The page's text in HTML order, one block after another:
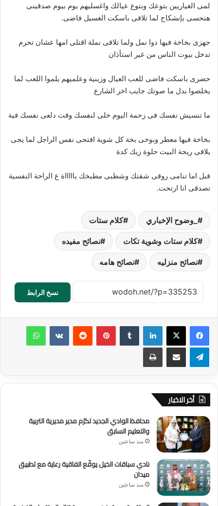
لمى الغياريين بتوعك وبتوع عيالك واغسليهم يوم بيوم صدقينى
هتحسى بإنشكاح لما تلاقى باسكت الغسيل فاضى.
جهزى بخاخة فيها دوا نمل ولما تلاقى نملة اقتلى امها عشان تحرم
تدخل بيوت الناس من غير استأذان
حضرى باسكت فاضى للعب العيال وزينية وعلميهم يلموا اللعب لما
يخلصوا بدل ما صوتك جايب اخر الشارع
ما تنسيش نفسك فى زحمة اليوم خلى لنفسك وقت دلعى نفسك فية
بخاخة فيها معطر وبوخى بخة كل شوية افتحى نفس الراجل لما يجى
يلاقى ريحة البيت حلوة زيك كدة
قبل اما تنامى روقى شقتك وشطبى مطبخك ياااااة ع الراحة النفسية
تصدقى انا ارتحت.
_وضوح الإخباري كلام ستات
كلام ستات وشوية تكات نصائح مفيده
نصائح منزليه نصائح هامه
نسخ الرابط
لينكدإن بينتيريست
أخر الاخبار
محافظ الوادي الجديد تكرّم مدير مديرية التربية
والتعليم السابق
منذ ساعتين
نادي سباقات الخيل يوقّع اتفاقية رعاية مع تطبيق
ميدان
منذ ساعتين